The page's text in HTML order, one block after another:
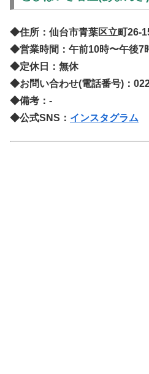
◆住所：仙台市青葉区立町26-
◆営業時間：午前10時〜午後7
◆定休日：無休
◆お問い合わせ(電話番号)：
◆備考：-
◆公式SNS： インスタグラム